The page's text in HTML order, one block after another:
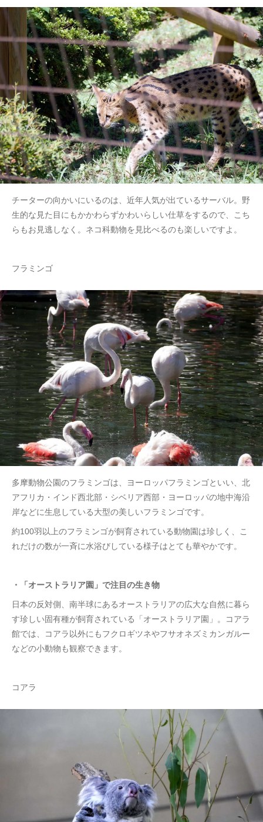
チーターの向かいにいるのは、近年人気が出ているサーバル。野
生的な見た目にもかかわらずかわいらしい仕草をするので、こち
らもお見逃しなく。ネコ科動物を見比べるのも楽しいですよ。
フラミンゴ
多摩動物公園のフラミンゴは、ヨーロッパフラミンゴといい、北
アフリカ・インド西北部・シベリア西部・ヨーロッパの地中海沿
岸などに生息している大型の美しいフラミンゴです。
約100羽以上のフラミンゴが飼育されている動物園は珍しく、こ
れだけの数が一斉に水浴びしている様子はとても華やかです。
・「オーストラリア園」で注目の生き物
日本の反対側、南半球にあるオーストラリアの広大な自然に暮ら
す珍しい固有種が飼育されている「オーストラリア園」。コアラ
館では、コアラ以外にもフクロギツネやフサオネズミカンガルー
などの小動物も観察できます。
コアラ